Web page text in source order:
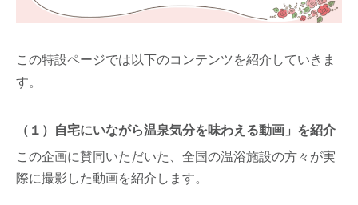
この特設ページでは以下のコンテンツを紹介していきま
す。
（１）自宅にいながら温泉気分を味わえる動画」を紹介
この企画に賛同いただいた、全国の温浴施設の方々が実
際に撮影した動画を紹介します。